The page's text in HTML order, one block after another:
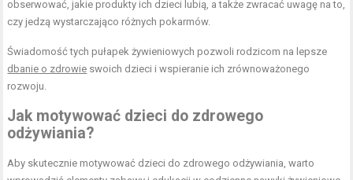
obserwować, jakie produkty ich dzieci lubią, a także zwracać uwagę na to,
czy jedzą wystarczająco różnych pokarmów.
Świadomość tych pułapek żywieniowych pozwoli rodzicom na lepsze
dbanie o zdrowie swoich dzieci i wspieranie ich zrównoważonego
rozwoju.
Jak motywować dzieci do zdrowego
odżywiania?
Aby skutecznie motywować dzieci do zdrowego odżywiania, warto